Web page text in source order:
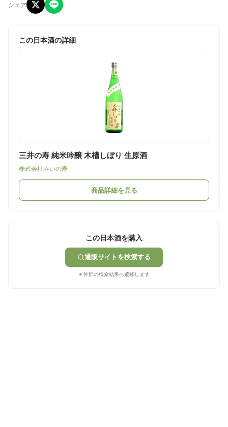
シェア
この日本酒の詳細
三井の寿 純米吟醸 木槽しぼり 生原酒
株式会社みいの寿
商品詳細を見る
この日本酒を購入
通販サイトを検索する
※ 外部の検索結果へ遷移します